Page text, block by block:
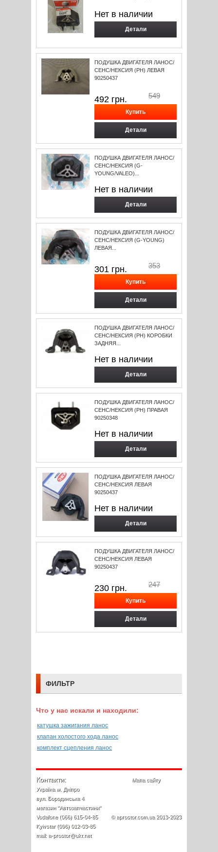
Нет в наличии
Детали
ПОДУШКА ДВИГАТЕЛЯ ЛАНОС/
СЕНС/НЕКСИЯ (РН) ЛЕВАЯ
90250437
492 грн. 549
Детали
ПОДУШКА ДВИГАТЕЛЯ ЛАНОС/
СЕНС/НЕКСИЯ (G-
YOUNG/VALEO)...
Нет в наличии
Детали
ПОДУШКА ДВИГАТЕЛЯ ЛАНОС/
СЕНС/НЕКСИЯ (G-YOUNG)
ЛЕВАЯ...
301 грн. 353
Детали
ПОДУШКА ДВИГАТЕЛЯ ЛАНОС/
СЕНС/НЕКСИЯ (РН) КОРОБКИ
ЗАДНЯЯ...
Нет в наличии
Детали
ПОДУШКА ДВИГАТЕЛЯ ЛАНОС/
СЕНС/НЕКСИЯ (PH) ПРАВАЯ
90250348
Нет в наличии
Детали
ПОДУШКА ДВИГАТЕЛЯ ЛАНОС/
СЕНС/НЕКСИЯ ЛЕВАЯ
90250437
Нет в наличии
Детали
ПОДУШКА ДВИГАТЕЛЯ ЛАНОС/
СЕНС/НЕКСИЯ ЛЕВАЯ
90250437
230 грн. 247
Детали
ФИЛЬТР
Что у нас искали и находили:
катушка зажигания ланос
клапан холостого хода ланос
комплект сцепления ланос
Контакти:
Україна м. Дніпро
вул. Бородинська 4
магазин "Автозапчастини"
Vodafone (066) 615-04-85
Kyivstar (096) 012-03-85
mail: a-prostor@ukr.net
Мапа сайту
© aprostor.com.ua 2013-2023